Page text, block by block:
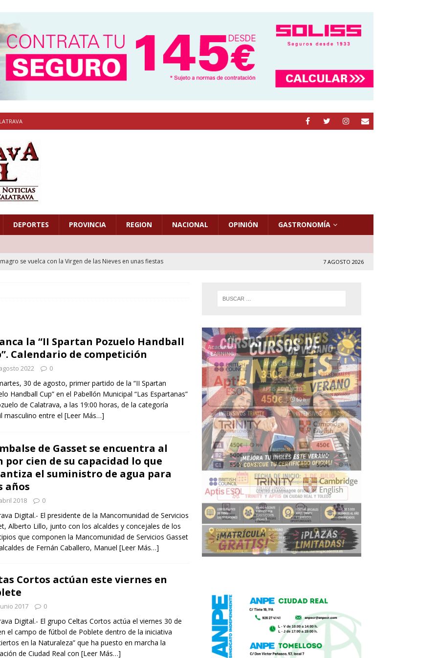
DEPORTES PROVINCIA REGION NACIONAL OPINIÓN GASTRONOMÍA
se vuelca con la Virgen de las Nieves en unas fiestas
Fiestas del Barrio de Santa María llenarán de tradición, música y
Bolaños de Calatrava del 14 al 16 de agosto
y el relevo en la Diputación
CULTURA
Banda Maestro Víctor Sancho de Bolaños de Calatrava, invitada
7 AGOSTO 2026
la “II Spartan Pozuelo Handball
Calendario de competición
2022 0
30 de agosto, primer partido de la “II Spartan
Handball Cup” en el Pabellón Municipal “Las Espartanas”
de Calatrava, a las 19:00 horas, de la categoría
masculino entre el [Leer Más…]
de Gasset se encuentra al
por cien de su capacidad lo que
el suministro de agua para
años
2018 0
Digital.- El presidente de la Mancomunidad de Servicios
Alberto Lillo, junto con los alcaldes y concejales de los
que componen la Mancomunidad de Servicios Gasset
de Fernán Caballero, Manuel [Leer Más…]
Cortos actúan este viernes en
2017 0
Digital.- El grupo Celtas Cortos actúa el viernes 30 de
el campo de fútbol de Poblete dentro de la iniciativa
en la Naturaleza” que ha puesto en marcha la
de Ciudad Real con [Leer Más…]